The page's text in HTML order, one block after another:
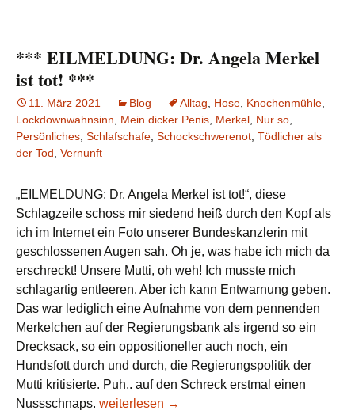
*** EILMELDUNG: Dr. Angela Merkel
ist tot! ***
11. März 2021 Blog Alltag, Hose, Knochenmühle,
Lockdownwahnsinn, Mein dicker Penis, Merkel, Nur so,
Persönliches, Schlafschafe, Schockschwerenot, Tödlicher als
der Tod, Vernunft
„EILMELDUNG: Dr. Angela Merkel ist tot!“, diese
Schlagzeile schoss mir siedend heiß durch den Kopf als
ich im Internet ein Foto unserer Bundeskanzlerin mit
geschlossenen Augen sah. Oh je, was habe ich mich da
erschreckt! Unsere Mutti, oh weh! Ich musste mich
schlagartig entleeren. Aber ich kann Entwarnung geben.
Das war lediglich eine Aufnahme von dem pennenden
Merkelchen auf der Regierungsbank als irgend so ein
Drecksack, so ein oppositioneller auch noch, ein
Hundsfott durch und durch, die Regierungspolitik der
Mutti kritisierte. Puh.. auf den Schreck erstmal einen
Nussschnaps. *** EILMELDUNG: Dr. Angela Merkel ist tot!
weiterlesen →